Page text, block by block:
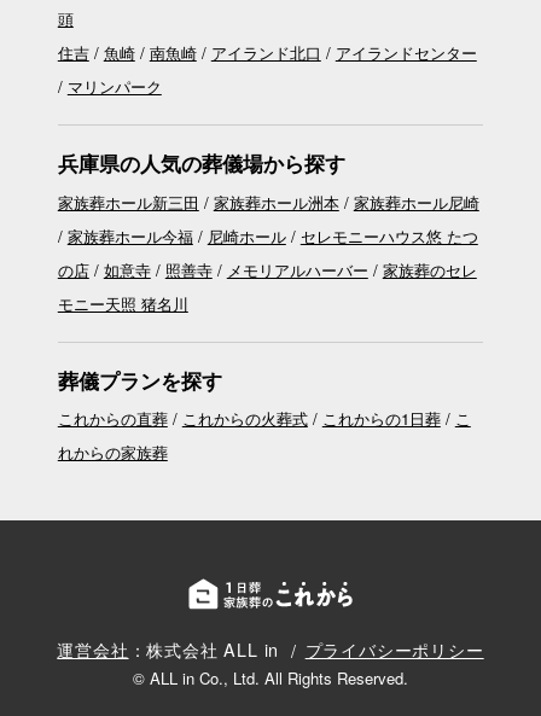
頭
住吉
魚崎 南魚崎 アイランド北口
アイランドセンター
マリンパーク
兵庫県の人気の葬儀場から探す
家族葬ホール新三田 家族葬ホール洲本
家族葬ホール尼崎
家族葬ホール今福
尼崎ホール
セレモニーハウス悠 たつ
の店
如意寺 照善寺 メモリアルハーバー
家族葬のセレ
モニー天照 猪名川
葬儀プランを探す
これからの直葬 これからの火葬式 これからの1日葬
こ
れからの家族葬
運営会社 ：株式会社 ALL in プライバシーポリシー
© ALL in Co., Ltd. All Rights Reserved.